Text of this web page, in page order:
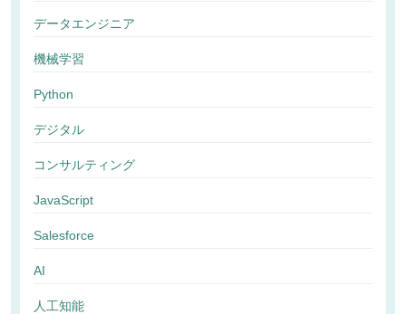
データエンジニア
機械学習
Python
デジタル
コンサルティング
JavaScript
Salesforce
AI
人工知能